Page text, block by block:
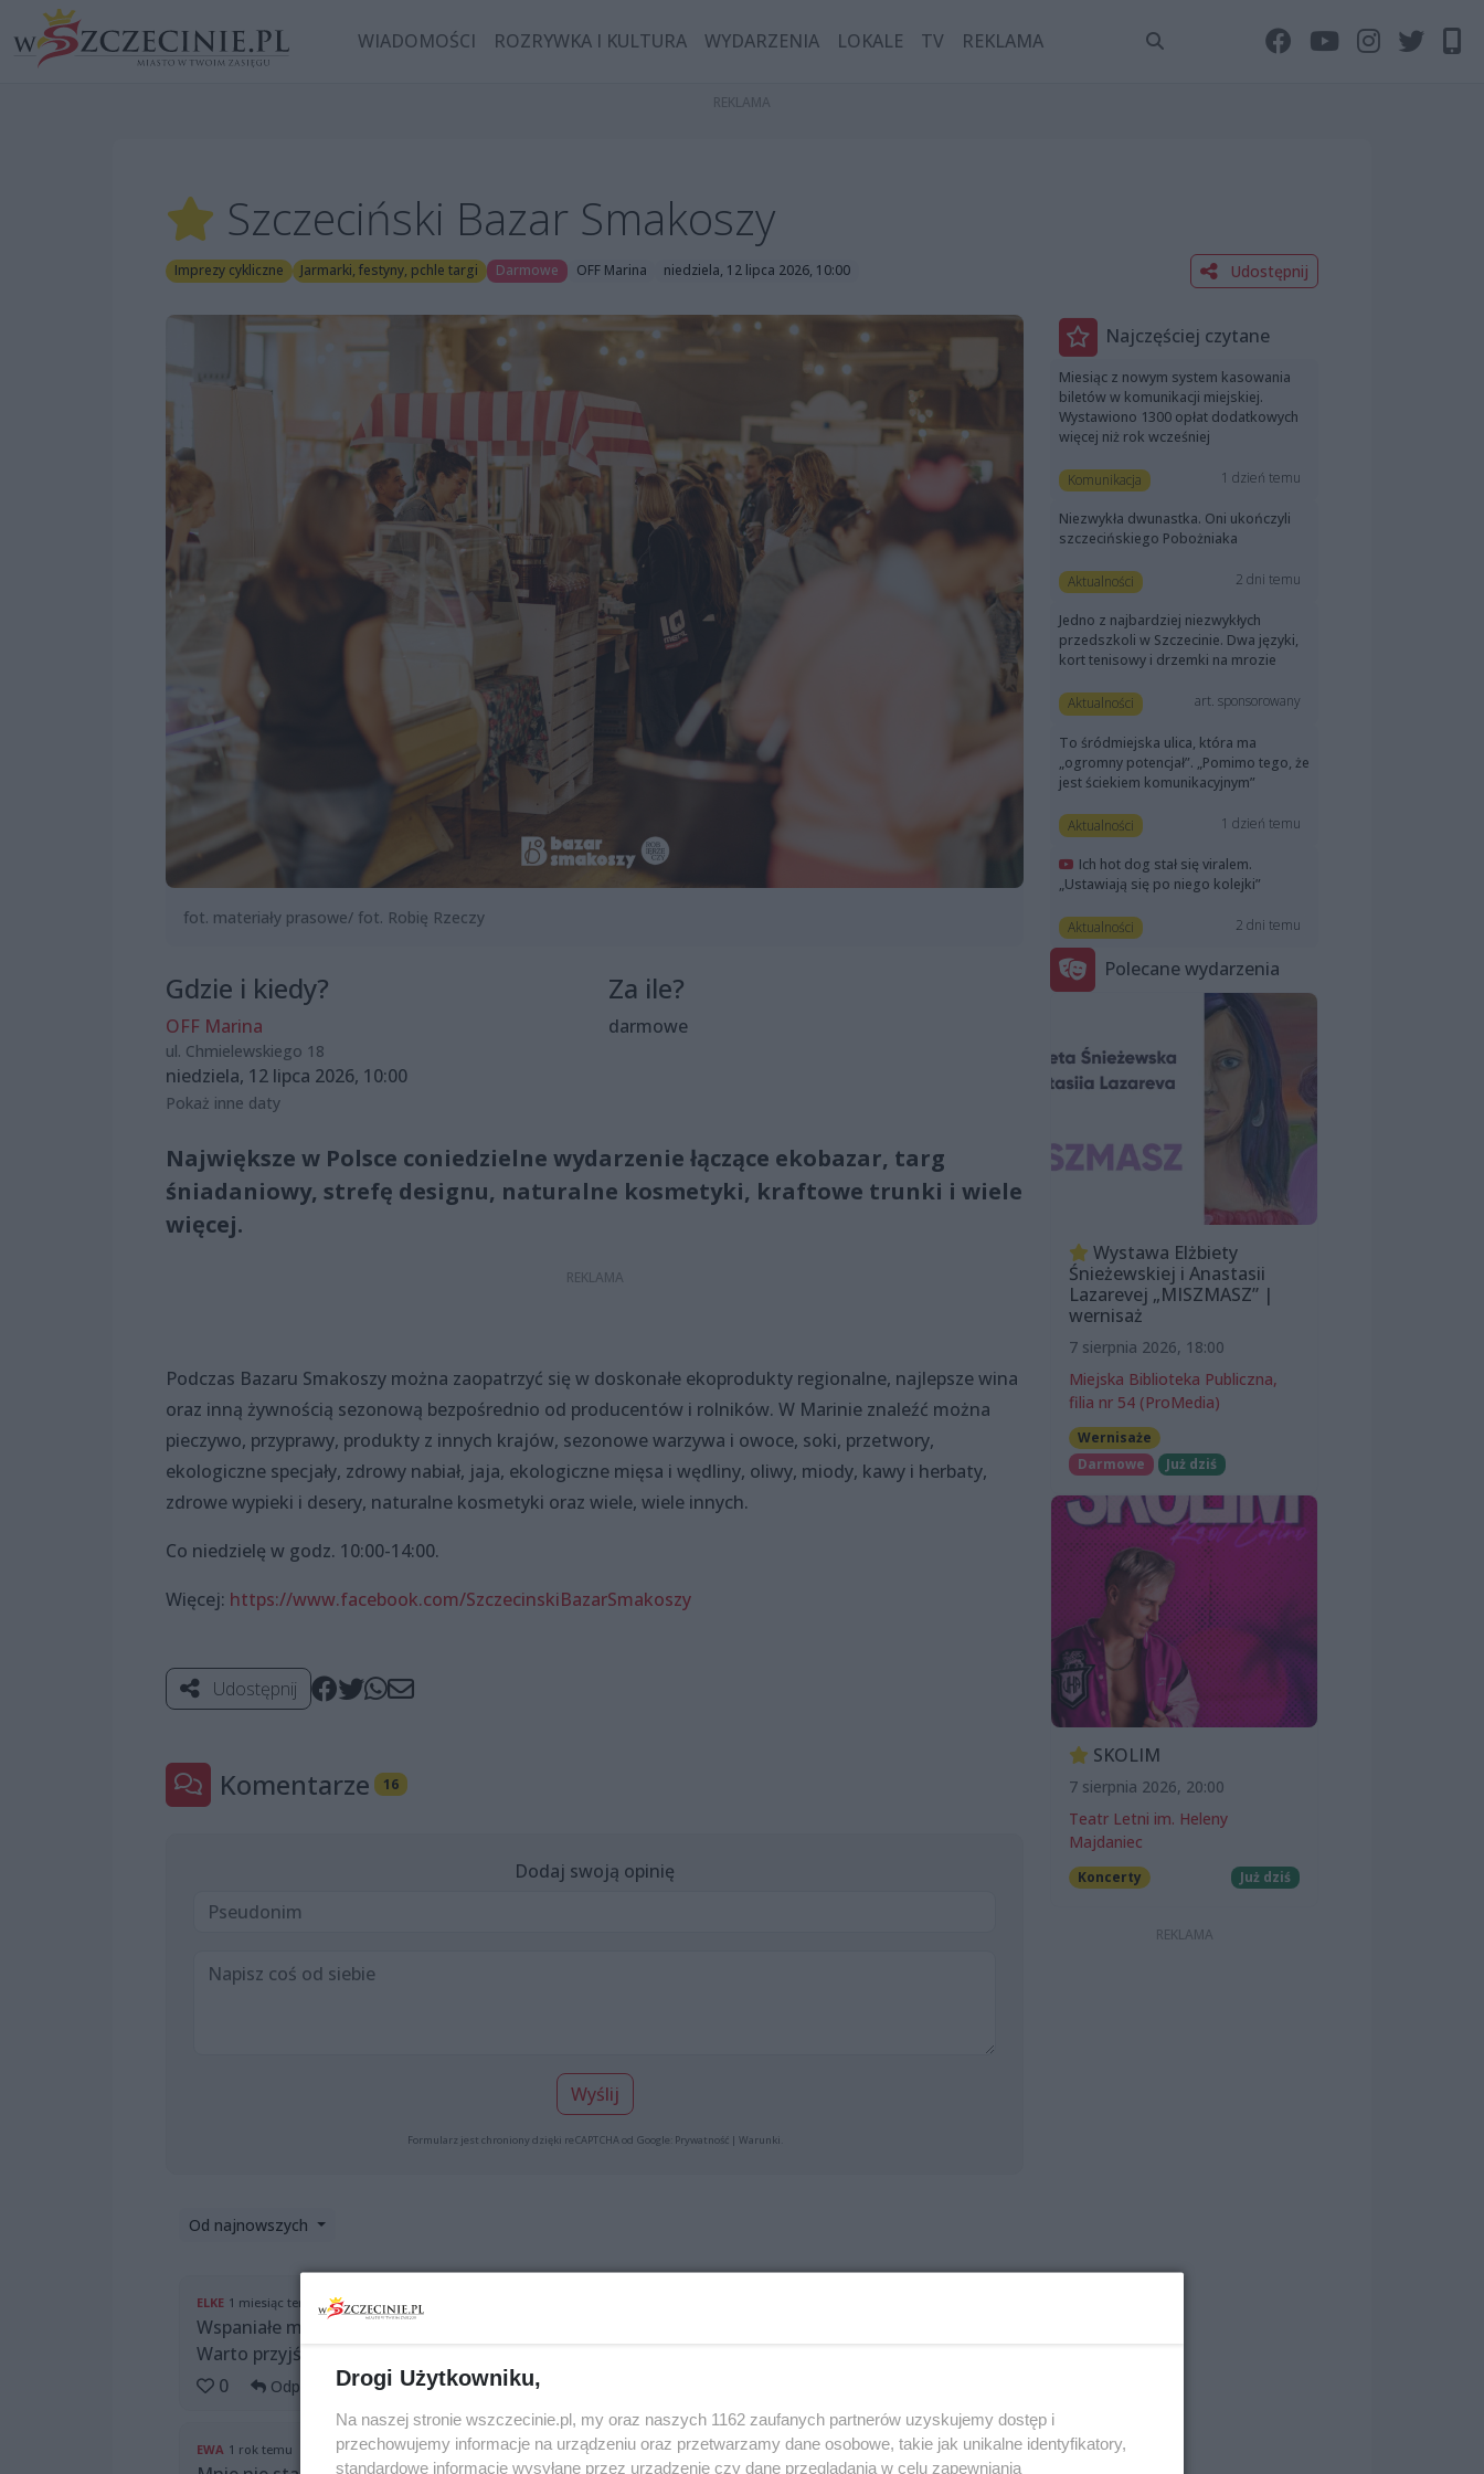
WIADOMOŚCI ROZRYWKA I KULTURA WYDARZENIA LOKALE TV REKLAMA
Szczeciński Bazar Smakoszy
Imprezy cykliczne Jarmarki, festyny, pchle targi Darmowe OFF Marina niedziela, 12 lipca 2026, 10:00 Udostępnij
fot. materiały prasowe/ fot. Robię Rzeczy
Gdzie i kiedy?
OFF Marina
ul. Chmielewskiego 18
niedziela, 12 lipca 2026, 10:00
Za ile?
darmowe
Pokaż inne daty
Największe w Polsce coniedzielne wydarzenie łączące ekobazar, targ
śniadaniowy, strefę designu, naturalne kosmetyki, kraftowe trunki i wiele
więcej.
Podczas Bazaru Smakoszy można zaopatrzyć się w doskonałe ekoprodukty regionalne, najlepsze wina
oraz inną żywnością sezonową bezpośrednio od producentów i rolników. W Marinie znaleźć można
pieczywo, przyprawy, produkty z innych krajów, sezonowe warzywa i owoce, soki, przetwory,
ekologiczne specjały, zdrowy nabiał, jaja, ekologiczne mięsa i wędliny, oliwy, miody, kawy i herbaty,
zdrowe wypieki i desery, naturalne kosmetyki oraz wiele, wiele innych.
Co niedzielę w godz. 10:00-14:00.
Więcej: https://www.facebook.com/SzczecinskiBazarSmakoszy
Udostępnij
Komentarze 16
Dodaj swoją opinię
Wyślij
Formularz jest chroniony dzięki reCAPTCHA od Google: Prywatność| Warunki
Od najnowszych
ELKE 1 miesiąc temu
Wspaniałe miejsce bywamy co tydzień z mężem super dobre wędliny ryby i wiele innych rzeczy
Warto przyjść
0
Odpowiedz
EWA 1 rok temu
Najczęściej czytane
Miesiąc z nowym system kasowania
biletów w komunikacji miejskiej.
Wystawiono 1300 opłat dodatkowych
więcej niż rok wcześniej
Komunikacja 1 dzień temu
Niezwykła dwunastka. Oni ukończyli
szczecińskiego Pobożniaka
Aktualności 2 dni temu
Jedno z najbardziej niezwykłych
przedszkoli w Szczecinie. Dwa języki,
kort tenisowy i drzemki na mrozie
Aktualności art. sponsorowany
To śródmiejska ulica, która ma
„ogromny potencjał”. „Pomimo tego, że
jest ściekiem komunikacyjnym”
Aktualności 1 dzień temu
Ich hot dog stał się viralem.
„Ustawiają się po niego kolejki”
Aktualności 2 dni temu
Polecane wydarzenia
Wystawa Elżbiety
Śnieżewskiej i Anastasii
Lazarevej „MISZMASZ” |
wernisaż
7 sierpnia 2026, 18:00
Miejska Biblioteka Publiczna,
filia nr 54 (ProMedia)
Wernisaże
Darmowe
Już dziś
SKOLIM
7 sierpnia 2026, 20:00
Teatr Letni im. Heleny
Majdaniec
Koncerty Już dziś
Drogi Użytkowniku,
Na naszej stronie wszczecinie.pl, my oraz naszych 1162 zaufanych partnerów uzyskujemy dostęp i
przechowujemy informacje na urządzeniu oraz przetwarzamy dane osobowe, takie jak unikalne identyfikatory,
standardowe informacje wysyłane przez urządzenie czy dane przeglądania w celu zapewniania